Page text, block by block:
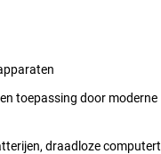
toepassing door moderne
draadloze